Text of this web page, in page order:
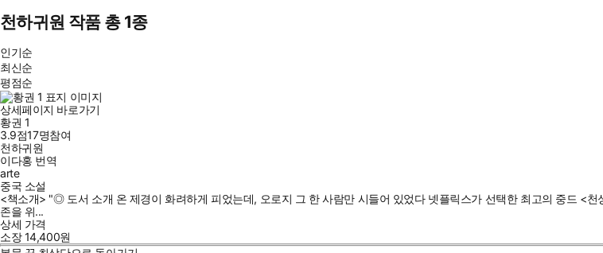
천하귀원 작품 총 1종
인기순
최신순
평점순
상세페이지 바로가기
황권 1
3.9점17명참여
천하귀원
이다홍 번역
arte
중국 소설
<책소개> "◎ 도서 소개 온 제경이 화려하게 피었는데, 오로지 그 한 사람만 시들어 있었다 넷플릭스가 선택한 최고의 중드 <
존을 위...
상세 가격
소장14,400원